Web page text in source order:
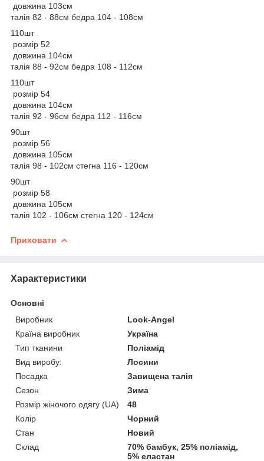
довжина 103см
талія 82 - 88см бедра 104 - 108см
110шт
розмір 52
довжина 104см
талія 88 - 92см бедра 108 - 112см
110шт
розмір 54
довжина 104см
талія 92 - 96см бедра 112 - 116см
90шт
розмір 56
довжина 105см
талія 98 - 102см стегна 116 - 120см
90шт
розмір 58
довжина 105см
талія 102 - 106см стегна 120 - 124см
Приховати
Характеристики
Основні
Виробник
Look-Angel
Країна виробник
Україна
Тип тканини
Поліамід
Вид виробу:
Лосини
Посадка
Завищена талія
Сезон
Зима
Розмір жіночого одягу (UA)
48
Колір
Чорний
Стан
Новий
Склад
70% бамбук, 25% поліамід,
5% еластан